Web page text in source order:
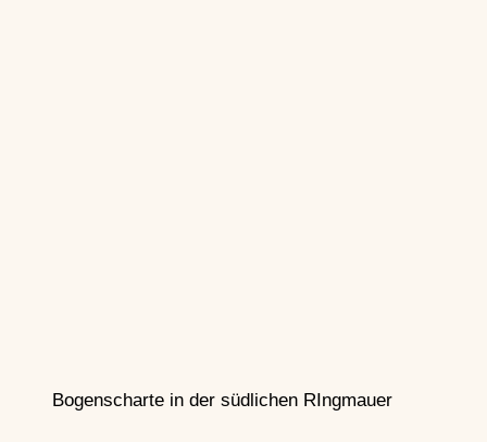
Bogenscharte in der südlichen RIngmauer